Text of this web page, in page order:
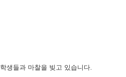
생들과 마찰을 빚고 있습니다.